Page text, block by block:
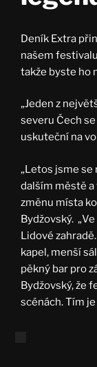
Deník Extra
našem
takže byste ho
„Jeden z
severu Čech
uskuteční na
„Letos jsme
dalším městě a
změnu místa
Bydžovský.
Lidové
kapel, menší
pěkný bar pro
Bydžovský, že
scénách. Tím